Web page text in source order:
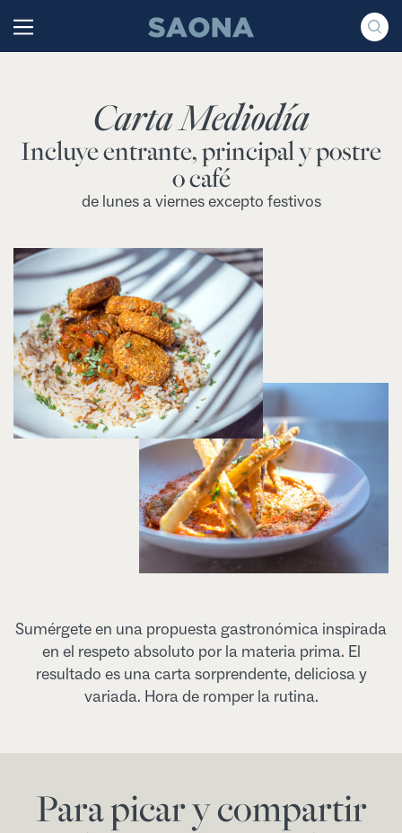
Grupo Saona
Carta Mediodía
Incluye entrante, principal y postre
o café
de lunes a viernes excepto festivos
Sumérgete en una propuesta gastronómica inspirada
en el respeto absoluto por la materia prima. El
resultado es una carta sorprendente, deliciosa y
variada. Hora de romper la rutina.
Para picar y compartir